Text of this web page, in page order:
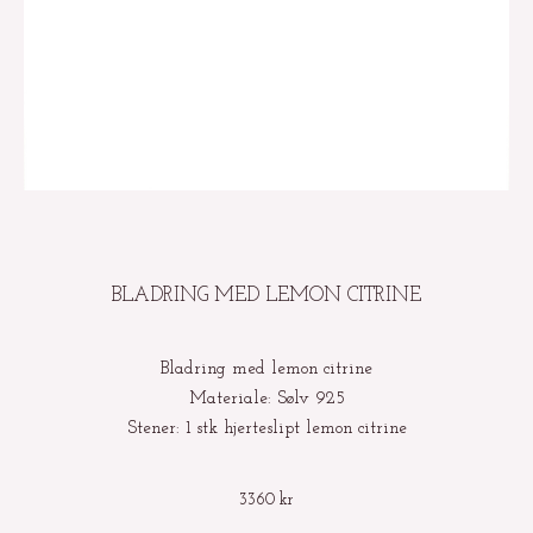
BLADRING MED LEMON CITRINE
Bladring med lemon citrine
Materiale: Sølv 925
Stener: 1 stk hjerteslipt lemon citrine
3360 kr